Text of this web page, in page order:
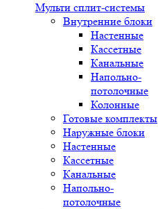
Мульти сплит-системы
Внутренние блоки
Настенные
Кассетные
Канальные
Напольно-
потолочные
Колонные
Готовые комплекты
Наружные блоки
Настенные
Кассетные
Канальные
Напольно-
потолочные